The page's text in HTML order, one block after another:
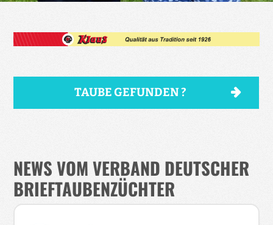
TAUBE GEFUNDEN ?
NEWS VOM VERBAND DEUTSCHER
BRIEFTAUBENZÜCHTER